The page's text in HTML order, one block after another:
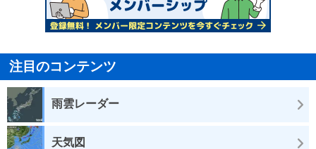
注目のコンテンツ
雨雲レーダー
天気図